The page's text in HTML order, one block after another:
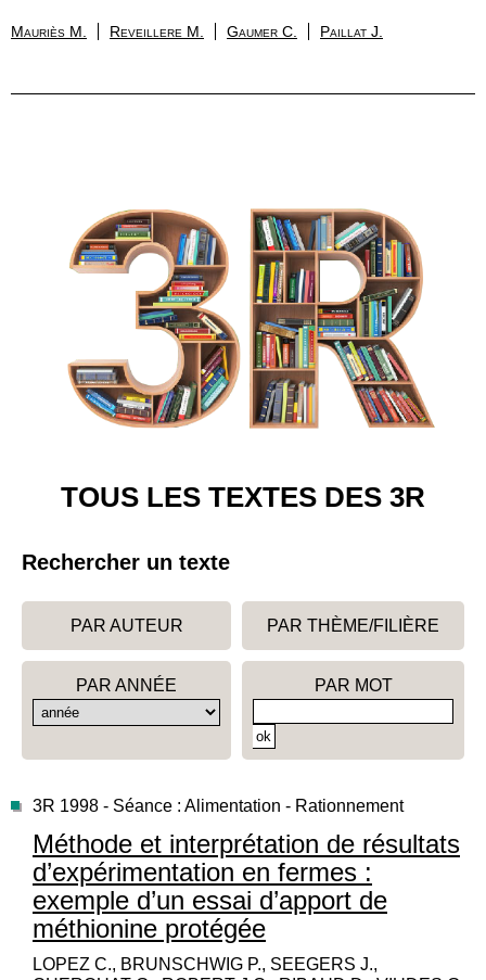
Mauriès M. Reveillere M. Gaumer C. Paillat J.
TOUS LES TEXTES DES 3R
Rechercher un texte
PAR AUTEUR PAR THÈME/FILIÈRE
PAR ANNÉE PAR MOT
3R 1998 - Séance : Alimentation - Rationnement
Méthode et interprétation de résultats
d’expérimentation en fermes :
exemple d’un essai d’apport de
méthionine protégée
LOPEZ C., BRUNSCHWIG P., SEEGERS J.,